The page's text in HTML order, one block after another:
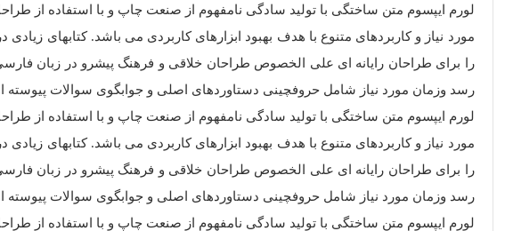
لورم ایپسوم متن ساختگی با تولید سادگی نامفهوم از صنعت چاپ و با استفاده از
مورد نیاز و کاربردهای متنوع با هدف بهبود ابزارهای کاربردی می باشد. کتابهای
را برای طراحان رایانه ای علی الخصوص طراحان خلاقی و فرهنگ پیشرو در زبان
رسد وزمان مورد نیاز شامل حروفچینی دستاوردهای اصلی و جوابگوی سوالات پیوسته
لورم ایپسوم متن ساختگی با تولید سادگی نامفهوم از صنعت چاپ و با استفاده از
مورد نیاز و کاربردهای متنوع با هدف بهبود ابزارهای کاربردی می باشد. کتابهای
را برای طراحان رایانه ای علی الخصوص طراحان خلاقی و فرهنگ پیشرو در زبان
رسد وزمان مورد نیاز شامل حروفچینی دستاوردهای اصلی و جوابگوی سوالات پیوسته
لورم ایپسوم متن ساختگی با تولید سادگی نامفهوم از صنعت چاپ و با استفاده از